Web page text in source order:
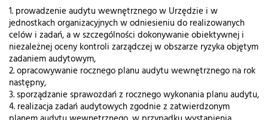
1. prowadzenie audytu wewnętrznego w Urzędzie i w
jednostkach organizacyjnych w odniesieniu do realizowanych
celów i zadań, a w szczególności dokonywanie obiektywnej i
niezależnej oceny kontroli zarządczej w obszarze ryzyka objętym
zadaniem audytowym,
2. opracowywanie rocznego planu audytu wewnętrznego na rok
następny,
3. sporządzanie sprawozdań z rocznego wykonania planu audytu,
4. realizacja zadań audytowych zgodnie z zatwierdzonym